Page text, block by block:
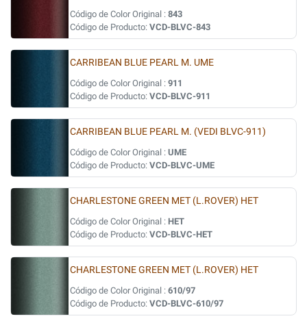
Código de Color Original : 843
Código de Producto: VCD-BLVC-843
CARRIBEAN BLUE PEARL M. UME
Código de Color Original : 911
Código de Producto: VCD-BLVC-911
CARRIBEAN BLUE PEARL M. (VEDI BLVC-911)
Código de Color Original : UME
Código de Producto: VCD-BLVC-UME
CHARLESTONE GREEN MET (L.ROVER) HET
Código de Color Original : HET
Código de Producto: VCD-BLVC-HET
CHARLESTONE GREEN MET (L.ROVER) HET
Código de Color Original : 610/97
Código de Producto: VCD-BLVC-610/97